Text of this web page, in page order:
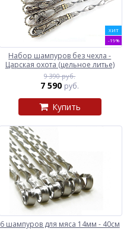
ХИТ
-19%
Набор шампуров без чехла -
Царская охота (цельное литье)
9 390 руб.
7 590 руб.
Купить
6 шампуров для мяса 14мм - 40см